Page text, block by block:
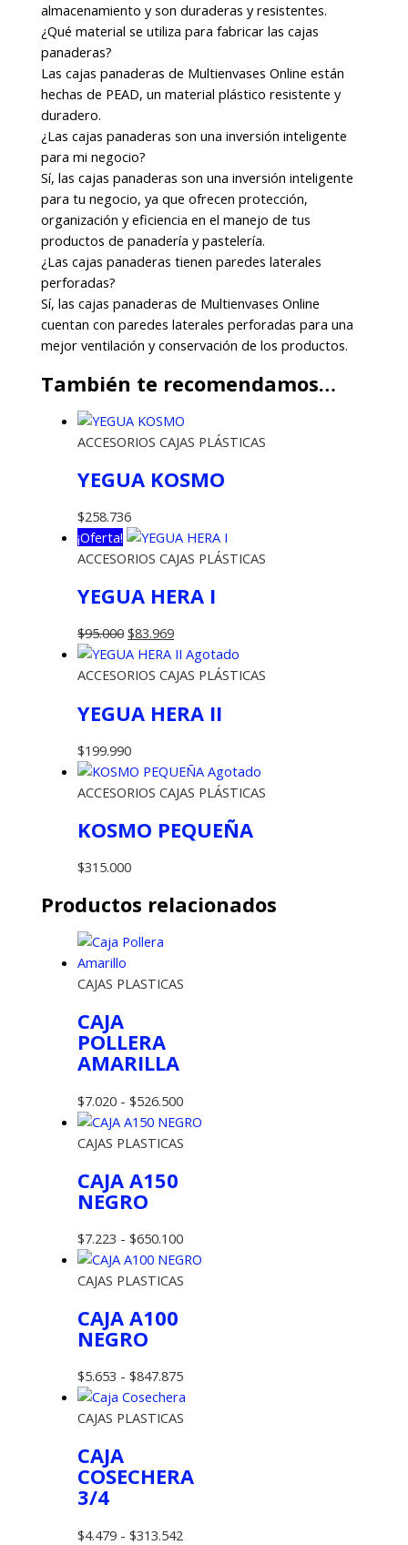
almacenamiento y son duraderas y resistentes.
¿Qué material se utiliza para fabricar las cajas
panaderas?
Las cajas panaderas de Multienvases Online están
hechas de PEAD, un material plástico resistente y
duradero.
¿Las cajas panaderas son una inversión inteligente
para mi negocio?
Sí, las cajas panaderas son una inversión inteligente
para tu negocio, ya que ofrecen protección,
organización y eficiencia en el manejo de tus
productos de panadería y pastelería.
¿Las cajas panaderas tienen paredes laterales
perforadas?
Sí, las cajas panaderas de Multienvases Online
cuentan con paredes laterales perforadas para una
mejor ventilación y conservación de los productos.
También te recomendamos…
ACCESORIOS CAJAS PLÁSTICAS
YEGUA KOSMO
$258.736
¡Oferta!
ACCESORIOS CAJAS PLÁSTICAS
YEGUA HERA I
$95.000 El
precio
original
$95.000.
$83.969El
precio
actual
$83.969.
Agotado
ACCESORIOS CAJAS PLÁSTICAS
YEGUA HERA II
$199.990
Agotado
ACCESORIOS CAJAS PLÁSTICAS
KOSMO PEQUEÑA
$315.000
Productos relacionados
CAJAS PLASTICAS
CAJA
POLLERA
AMARILLA
$7.020 - $526.500Rango
de
precios:
CAJAS PLASTICAS
CAJA A150
NEGRO
$7.223 - $650.100Rango
de
precios:
CAJAS PLASTICAS
CAJA A100
NEGRO
$5.653 - $847.875Rango
de
precios:
hasta
CAJAS PLASTICAS
CAJA
COSECHERA
3/4
$4.479 - $313.542